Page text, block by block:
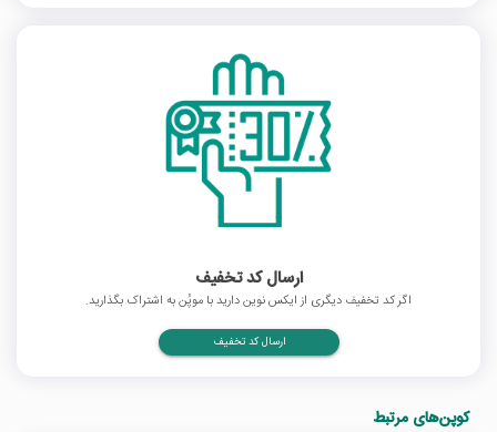
ارسال کد تخفیف
اگر کد تخفیف دیگری از ایکس نوین دارید با موپُن به اشتراک بگذارید.
ارسال کد تخفیف
کوپن‌های مرتبط